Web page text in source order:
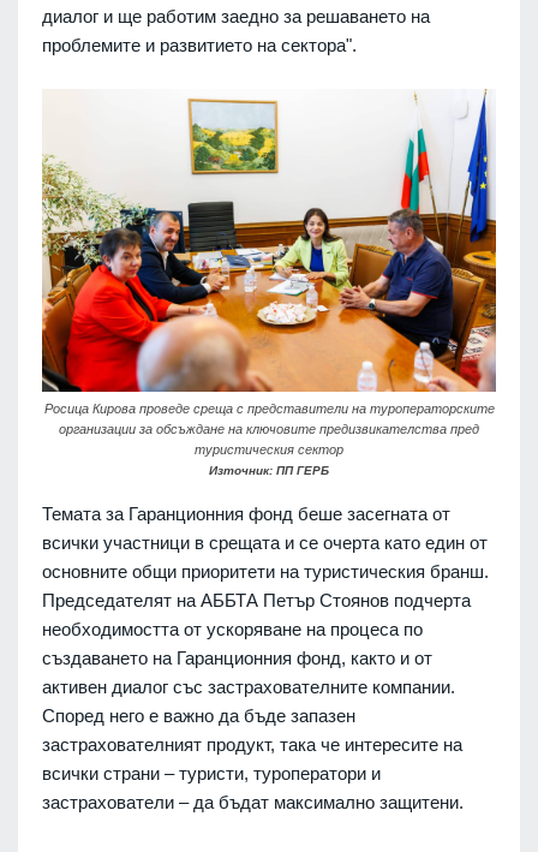
диалог и ще работим заедно за решаването на
проблемите и развитието на сектора".
Росица Кирова проведе среща с представители на туроператорските
организации за обсъждане на ключовите предизвикателства пред
туристическия сектор
Източник: ПП ГЕРБ
Темата за Гаранционния фонд беше засегната от
всички участници в срещата и се очерта като един от
основните общи приоритети на туристическия бранш.
Председателят на АББТА Петър Стоянов подчерта
необходимостта от ускоряване на процеса по
създаването на Гаранционния фонд, както и от
активен диалог със застрахователните компании.
Според него е важно да бъде запазен
застрахователният продукт, така че интересите на
всички страни – туристи, туроператори и
застрахователи – да бъдат максимално защитени.